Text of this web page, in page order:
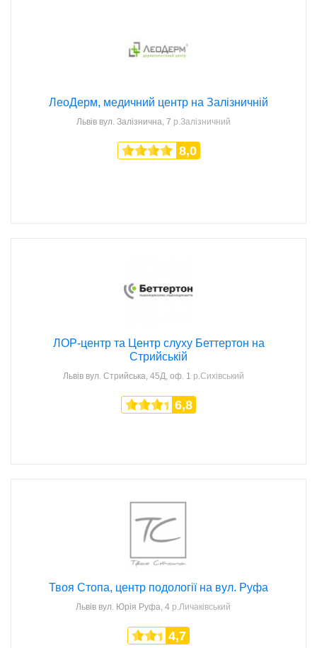
ЛеоДерм, медичний центр на Залізничній
Львів вул. Залізнична, 7 р.Залізничний
8,0
ЛОР-центр та Центр слуху Беттертон на
Стрийській
Львів вул. Стрийська, 45Д, оф. 1 р.Сихівський
6,8
Твоя Стопа, центр подології на вул. Руфа
Львів вул. Юрія Руфа, 4 р.Личаківський
4,7